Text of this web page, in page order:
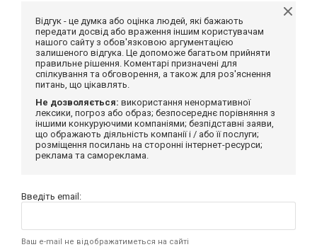
Відгук - це думка або оцінка людей, які бажають
передати досвід або враження іншим користувачам
нашого сайту з обов'язковою аргументацією
залишеного відгука. Це допоможе багатьом прийняти
правильне рішення. Коментарі призначені для
спілкування та обговорення, а також для роз'яснення
питань, що цікавлять.
Не дозволяється: використання ненормативної
лексики, погроз або образ; безпосереднє порівняння з
іншими конкуруючими компаніями; безпідставні заяви,
що ображають діяльність компанії і / або її послуги;
розміщення посилань на сторонні інтернет-ресурси;
реклама та самореклама.
Введіть email:
Ваш e-mail не відображатиметься на сайті